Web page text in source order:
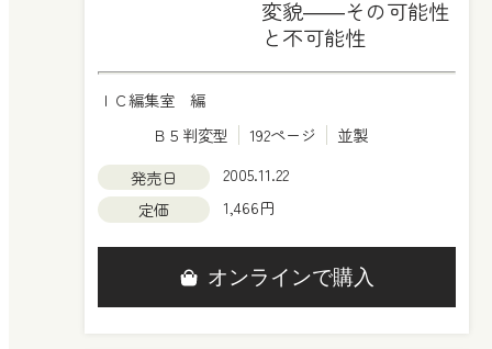
変貌――その可能性
と不可能性
ＩＣ編集室 編
Ｂ５判変型
192ページ
並製
発売日
2005.11.22
定価
1,466円
オンラインで購入